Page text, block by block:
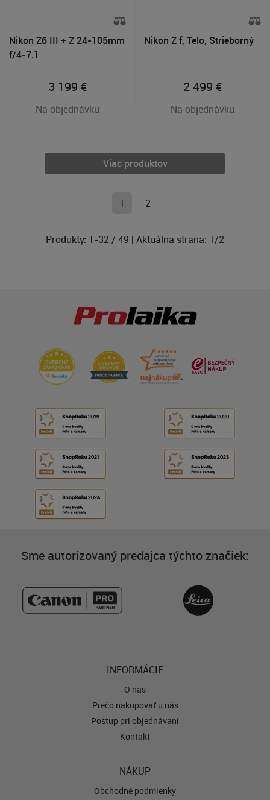
Nikon Z6 III + Z 24-105mm
f/4-7.1
3 199 €
Na objednávku
Nikon Z f, Telo, Strieborný
2 499 €
Na objednávku
Viac produktov
1 2
Produkty: 1-32/ 49 | Aktuálna strana: 1/2
Sme autorizovaný predajca týchto značiek:
INFORMÁCIE
O nás
Prečo nakupovať u nás
Postup pri objednávaní
Kontakt
NÁKUP
Obchodné podmienky